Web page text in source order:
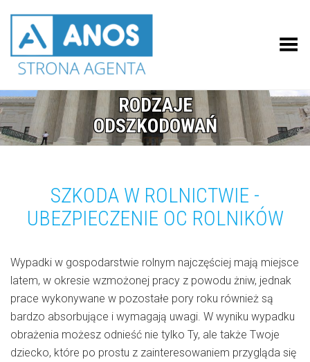
Przełącz menu
RODZAJE
ODSZKODOWAŃ
SZKODA W ROLNICTWIE -
UBEZPIECZENIE OC ROLNIKÓW
Wypadki w gospodarstwie rolnym najczęściej mają miejsce
latem, w okresie wzmożonej pracy z powodu żniw, jednak
prace wykonywane w pozostałe pory roku również są
bardzo absorbujące i wymagają uwagi. W wyniku wypadku
obrażenia możesz odnieść nie tylko Ty, ale także Twoje
dziecko, które po prostu z zainteresowaniem przygląda się